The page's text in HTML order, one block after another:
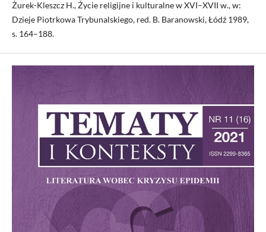
Żurek-Kleszcz H., Życie religijne i kulturalne w XVI–XVII w., w:
Dzieje Piotrkowa Trybunalskiego, red. B. Baranowski, Łódź 1989,
s. 164–188.